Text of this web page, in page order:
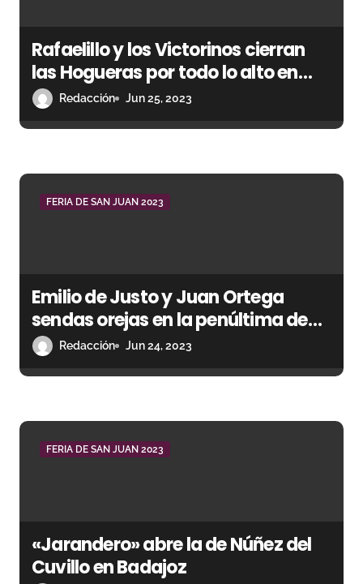
e
n
t
a
Rafaelillo y los Victorinos cierran
las Hogueras por todo lo alto en
Alicante
Redacción Jun 25, 2023
FERIA DE SAN JUAN 2023
Emilio de Justo y Juan Ortega
sendas orejas en la penúltima de
feriaRedacción Jun 24, 2023
FERIA DE SAN JUAN 2023
«Jarandero» abre la de Núñez del
Cuvillo en Badajoz